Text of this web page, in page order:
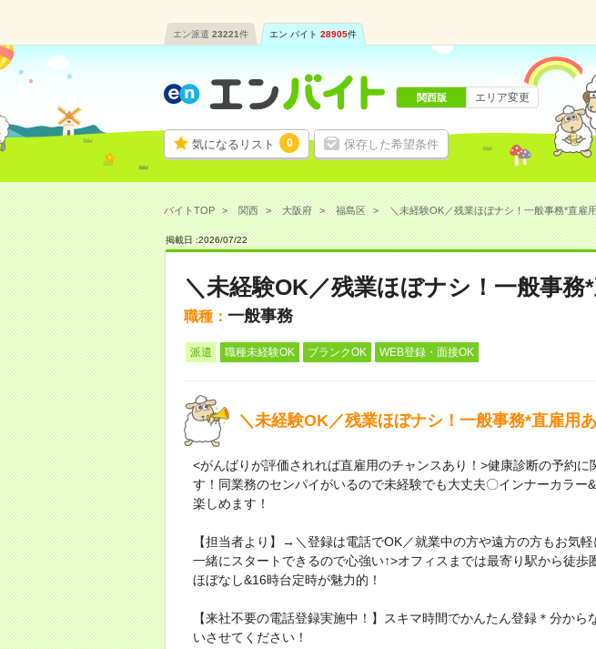
エン派遣 23221件 エン バイト 28905件
気になるリスト 0 保存した希望条件
関西版 エリア変更
バイトTOP 関西 大阪府 福島区 ＼未経験OK／残業ほぼナシ！一般事務*直雇
掲載日 :2026/07/22
＼未経験OK／残業ほぼナシ！一般事務
職種： 一般事務
派遣 職種未経験OK ブランクOK WEB登録・面接OK
＼未経験OK／残業ほぼナシ！一般事務*直雇用
<がんばりが評価されれば直雇用のチャンスあり！>健康診断の予約に
す！同業務のセンパイがいるので未経験でも大丈夫〇インナーカラー
楽しめます！
【担当者より】→＼登録は電話でOK／就業中の方や遠方の方もお気
一緒にスタートできるので心強い↑>オフィスまでは最寄り駅から徒歩
ほぼなし&16時台定時が魅力的！
【来社不要の電話登録実施中！】スキマ時間でかんたん登録＊分から
いさせてください！